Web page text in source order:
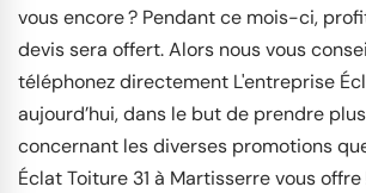
vous encore ? Pendant ce mois-ci,
devis sera offert. Alors nous vous
téléphonez directement L'entreprise
aujourd’hui, dans le but de prendre
concernant les diverses promotions
Éclat Toiture 31 à Martisserre vous offre